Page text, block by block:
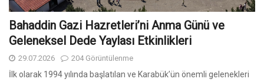
Yeşil Mahalle (Esentepe) Taşkent Caddesi
Rampası Altyapı Çalışmaları